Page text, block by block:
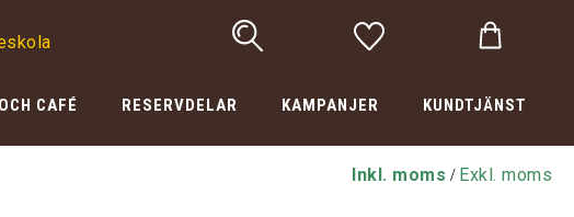
CAFÉ RESERVDELAR KAMPANJER KUNDTJÄNST
Inkl. moms / Exkl. moms